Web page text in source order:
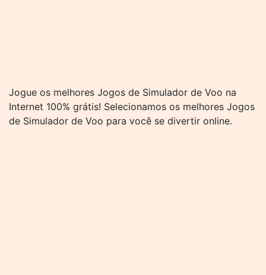
Jogue os melhores Jogos de Simulador de Voo na
Internet 100% grátis! Selecionamos os melhores Jogos
de Simulador de Voo para você se divertir online.